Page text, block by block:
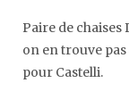
Paire de chaises
on en trouve
pour Castelli.